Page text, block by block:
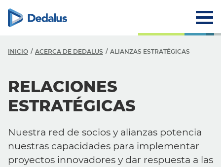
INICIO ACERCA DE DEDALUS ALIANZAS ESTRATÉGICAS
RELACIONES
ESTRATÉGICAS
Nuestra red de socios y alianzas potencia
nuestras capacidades para implementar
proyectos innovadores y dar respuesta a las